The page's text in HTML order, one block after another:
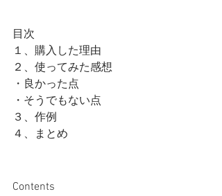
目次
１、購入した理由
２、使ってみた感想
・良かった点
・そうでもない点
３、作例
４、まとめ
Contents